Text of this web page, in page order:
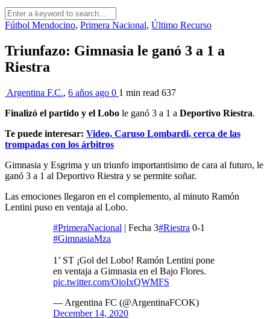
Fútbol Mendocino, Primera Nacional, Último Recurso
Triunfazo: Gimnasia le ganó 3 a 1 a
Riestra
Argentina F.C., 6 años ago 0 1 min read 637
Finalizó el partido y el Lobo le ganó 3 a 1 a Deportivo Riestra.
Te puede interesar: Video, Caruso Lombardi, cerca de las
trompadas con los árbitros
Gimnasia y Esgrima y un triunfo importantisimo de cara al futuro, le
ganó 3 a 1 al Deportivo Riestra y se permite soñar.
Las emociones llegaron en el complemento, al minuto Ramón
Lentini puso en ventaja al Lobo.
#PrimeraNacional | Fecha 3#Riestra 0-1
#GimnasiaMza
1’ ST ¡Gol del Lobo! Ramón Lentini pone
en ventaja a Gimnasia en el Bajo Flores.
pic.twitter.com/OioIxQWMFS
— Argentina FC (@ArgentinaFCOK)
December 14, 2020